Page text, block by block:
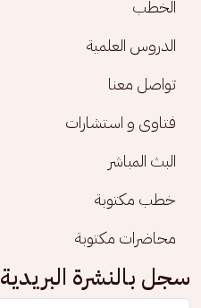
الخطب
الدروس العلمية
تواصل معنا
فتاوى و استشارات
البث المباشر
خطب مكتوبة
محاضرات مكتوبة
سجل بالنشرة البريدية